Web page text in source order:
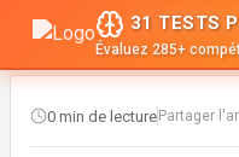
31 TESTS
Évaluez 285+
0 min de lecture Partager